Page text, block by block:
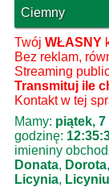
Ciemny
Twój WŁASNY
Bez reklam,
Streaming
Transmituj ile
Kontakt w tej
Mamy: piątek,
godzinę:
imieniny
Donata, Dorota,
Licynia,